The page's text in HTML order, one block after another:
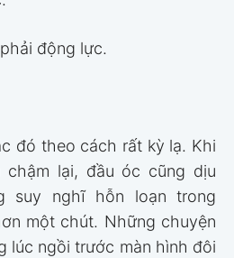
động lực.
đó theo cách rất kỳ lạ. Khi
lại, đầu óc cũng dịu
suy nghĩ hỗn loạn trong
một chút. Những chuyện
lúc ngồi trước màn hình đôi